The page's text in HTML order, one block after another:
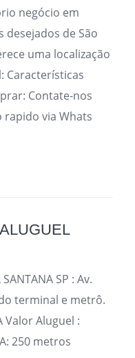
negócio em
desejados de São
uma localização
Características
Contate-nos
via Whats
SP : Av.
terminal e metrô.
Valor Aluguel :
250 metros